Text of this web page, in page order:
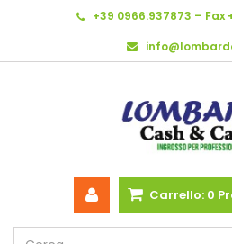
+39 0966.937873 – Fax
Carrello: 0